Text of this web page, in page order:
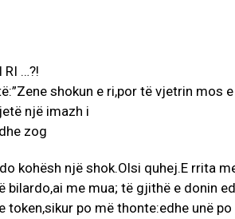
RI …?!
shokun e ri,por të vjetrin mos e
kohësh një shok.Olsi quhej.E rrita
bilardo,ai me mua; të gjithë e donin
token,sikur po më thonte:edhe unë